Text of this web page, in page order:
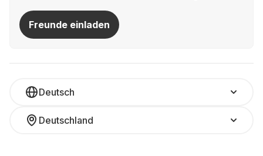
Freunde einladen
Deutsch
Deutschland